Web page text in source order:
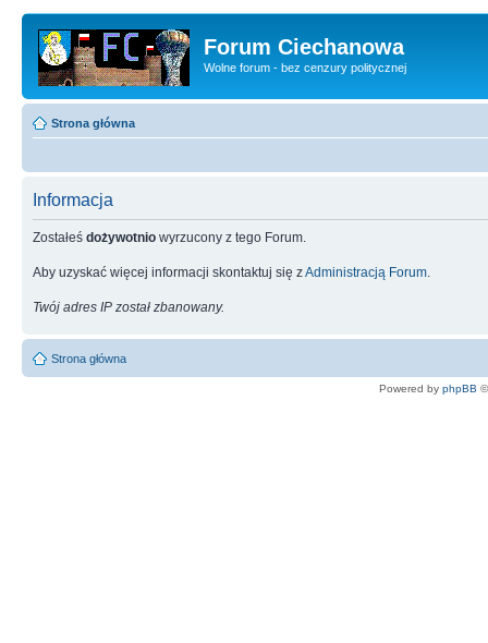
Forum Ciechanowa
Wolne forum - bez cenzury politycznej
Strona główna
Informacja
Zostałeś dożywotnio wyrzucony z tego Forum.
Aby uzyskać więcej informacji skontaktuj się zAdministracją Forum
Twój adres IP został zbanowany.
Strona główna
Powered by phpBB